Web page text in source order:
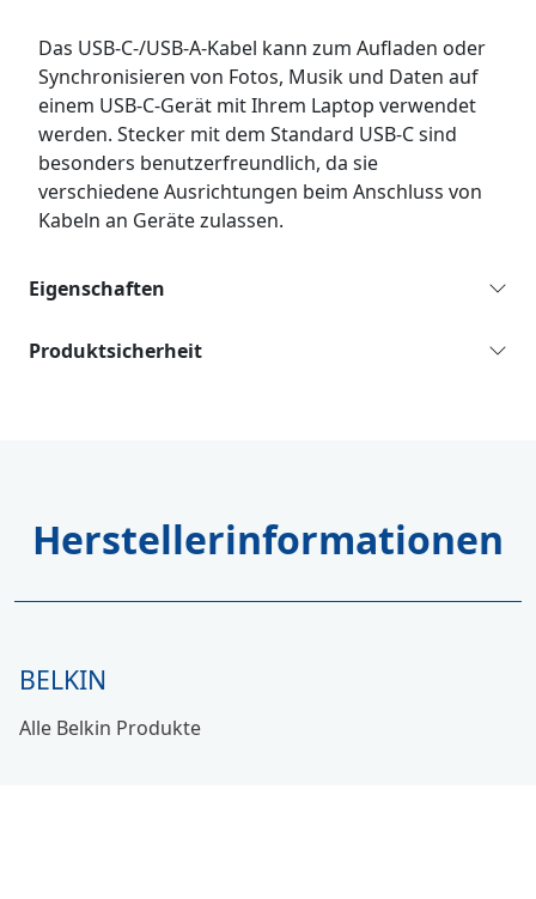
Das USB-C-/USB-A-Kabel kann zum Aufladen oder
Synchronisieren von Fotos, Musik und Daten auf
einem USB-C-Gerät mit Ihrem Laptop verwendet
werden. Stecker mit dem Standard USB-C sind
besonders benutzerfreundlich, da sie
verschiedene Ausrichtungen beim Anschluss von
Kabeln an Geräte zulassen.
Eigenschaften
Produktsicherheit
Herstellerinformationen
BELKIN
Alle Belkin Produkte